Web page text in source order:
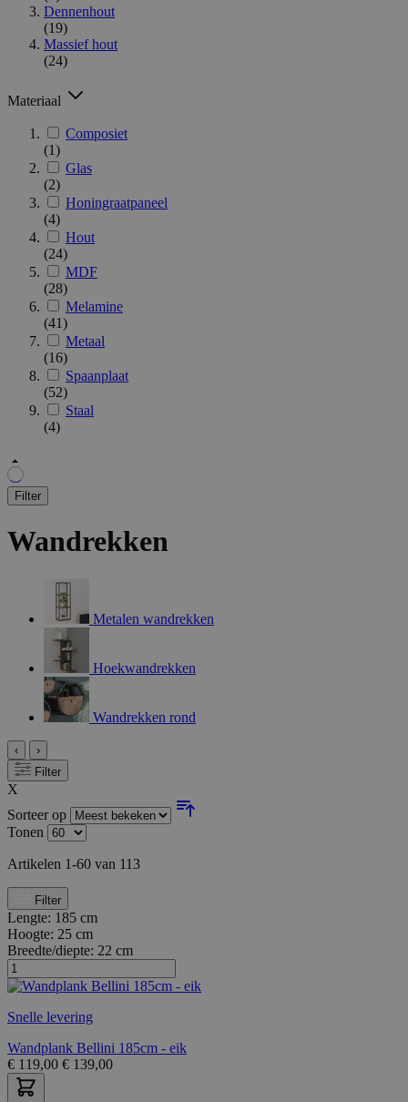
Dennenhout
(19)
Massief hout
(24)
Materiaal
Composiet
(1)
Glas
(2)
Honingraatpaneel
(4)
Hout
(24)
MDF
(28)
Melamine
(41)
Metaal
(16)
Spaanplaat
(52)
Staal
(4)
Filter
Wandrekken
Metalen wandrekken
Hoekwandrekken
Wandrekken rond
‹
›
Filter
X
Sorteer op
Tonen
Artikelen 1-60 van 113
Filter
Lengte: 185 cm
Hoogte: 25 cm
Breedte/diepte: 22 cm
Snelle levering
Wandplank Bellini 185cm - eik
€ 119,00 € 139,00